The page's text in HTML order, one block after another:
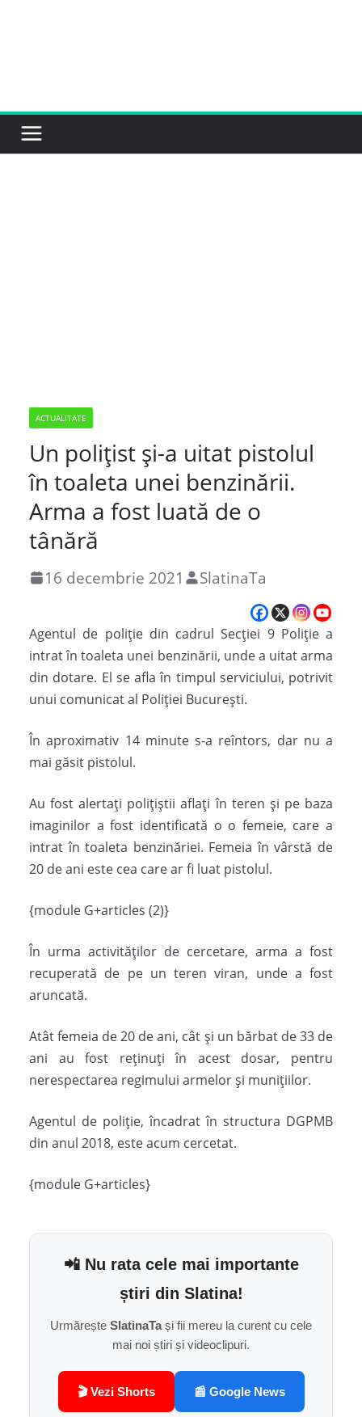
ACTUALITATE
Un polițist și-a uitat pistolul
în toaleta unei benzinării.
Arma a fost luată de o
tânără
16 decembrie 2021 SlatinaTa
Agentul de poliție din cadrul Secției 9 Poliție a
intrat în toaleta unei benzinării, unde a uitat arma
din dotare. El se afla în timpul serviciului, potrivit
unui comunicat al Poliției București.
În aproximativ 14 minute s-a reîntors, dar nu a
mai găsit pistolul.
Au fost alertați polițiștii aflați în teren și pe baza
imaginilor a fost identificată o o femeie, care a
intrat în toaleta benzinăriei. Femeia în vârstă de
20 de ani este cea care ar fi luat pistolul.
{module G+articles (2)}
În urma activităților de cercetare, arma a fost
recuperată de pe un teren viran, unde a fost
aruncată.
Atât femeia de 20 de ani, cât și un bărbat de 33 de
ani au fost reținuți în acest dosar, pentru
nerespectarea regimului armelor și munițiilor.
Agentul de poliție, încadrat în structura DGPMB
din anul 2018, este acum cercetat.
{module G+articles}
📲 Nu rata cele mai importante
știri din Slatina!
Urmărește SlatinaTași fii mereu la curent cu cele
mai noi știri și videoclipuri.
🎬 Vezi Shorts 📰 Google News